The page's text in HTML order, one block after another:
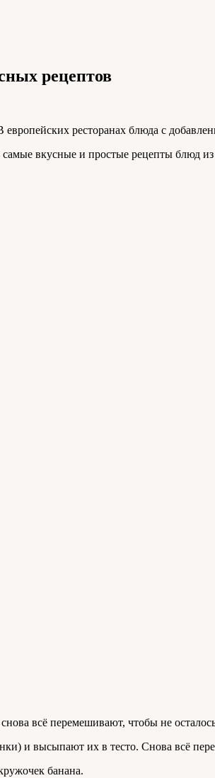
рецептов
ресторанах блюда с
вкусные и простые рецепты блюд из
всё перемешивают, чтобы не
и высыпают их в тесто. Снова всё
банана.